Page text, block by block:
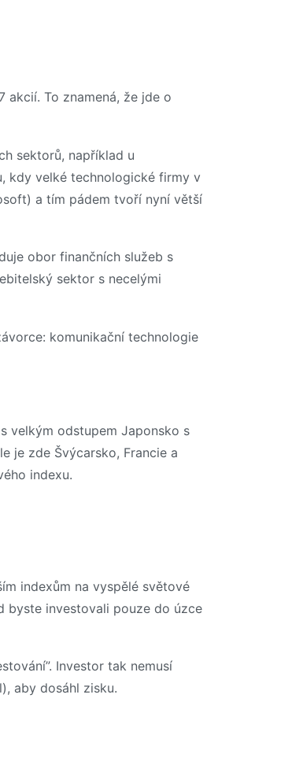
akcií. To znamená, že jde o
sektorů, například u
kdy velké technologické firmy v
a tím pádem tvoří nyní větší
obor finančních služeb s
sektor s necelými
komunikační technologie
velkým odstupem Japonsko s
je zde Švýcarsko, Francie a
indexu.
indexům na vyspělé světové
byste investovali pouze do úzce
Investor tak nemusí
aby dosáhl zisku.